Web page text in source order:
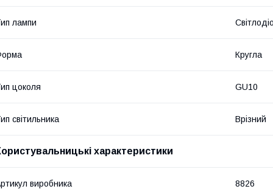
лампи
Кругла
цоколя GU10
світильника Врізний
характеристики
виробника 8826